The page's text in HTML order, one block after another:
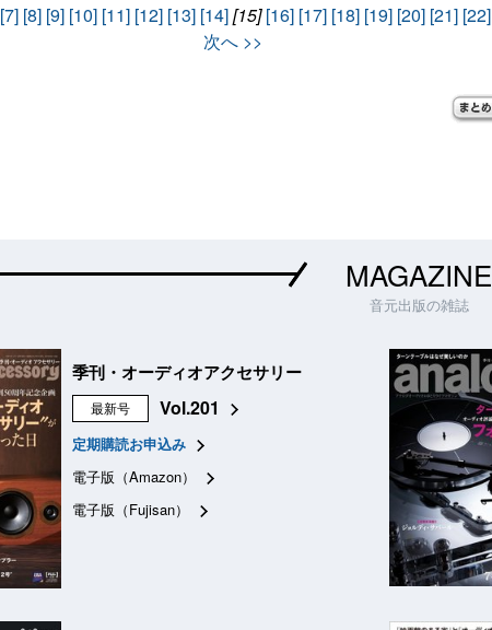
[7] [8] [9] [10] [11] [12] [13] [14][15] [16] [17] [18] [19] [20] [21] [22]
次へ >>
MAGAZINE
音元出版の雑誌
季刊・オーディオアクセサリー
最新号 Vol.201
定期購読お申込み
電子版（Amazon）
電子版（Fujisan）